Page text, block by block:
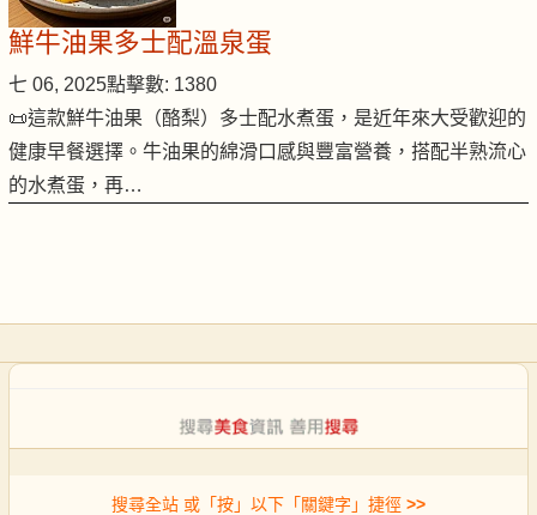
鮮牛油果多士配溫泉蛋
七 06, 2025點擊數: 1380
📜這款鮮牛油果（酪梨）多士配水煮蛋，是近年來大受歡迎的
健康早餐選擇。牛油果的綿滑口感與豐富營養，搭配半熟流心
的水煮蛋，再…
搜尋全站 或「按」以下「關鍵字」捷徑 >>